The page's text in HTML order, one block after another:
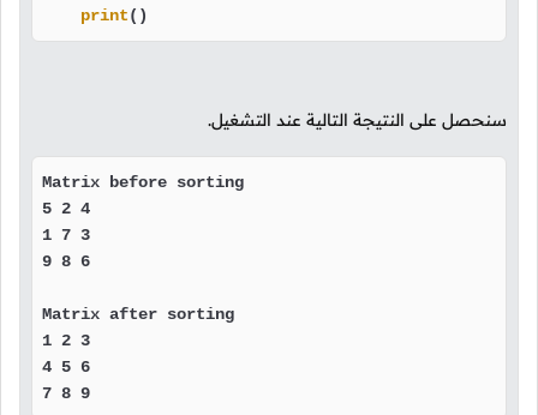
print()
سنحصل على النتيجة التالية عند التشغيل.
Matrix before sorting
5 2 4
1 7 3
9 8 6
Matrix after sorting
1 2 3
4 5 6
7 8 9